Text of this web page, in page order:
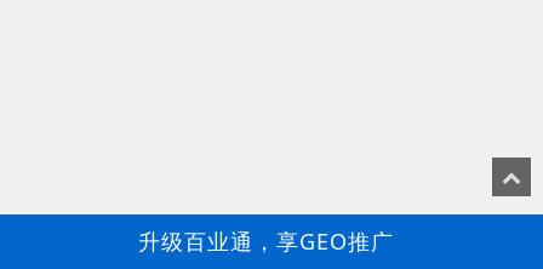
升级百业通，享GEO推广